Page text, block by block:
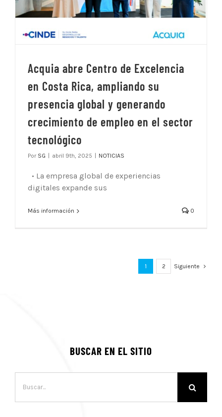
Acquia abre Centro de Excelencia
en Costa Rica, ampliando su
presencia global y generando
crecimiento de empleo en el sector
tecnológico
Por SG abril 9th, 2025 NOTICIAS
• La empresa global de experiencias
digitales expande sus
Más información 0
1 2 Siguiente
BUSCAR EN EL SITIO